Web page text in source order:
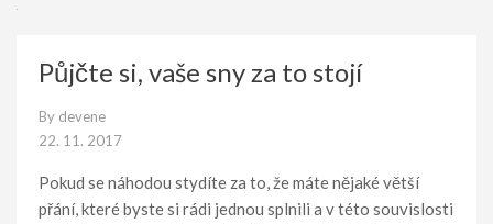
Půjčte si, vaše sny za to stojí
By devene
22. 11. 2017
Pokud se náhodou stydíte za to, že máte nějaké větší
přání, které byste si rádi jednou splnili a v této souvislosti